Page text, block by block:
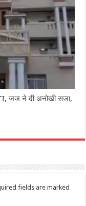
जज ने दी अनोखी सजा,
fields are marked